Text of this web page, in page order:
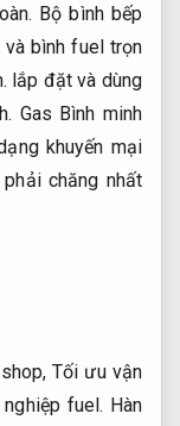
Bộ bình bếp
bình fuel trọn
lắp đặt và dùng
Gas Bình minh
khuyến mại
chăng nhất
shop,Tối ưu vận
fuel. Hàn